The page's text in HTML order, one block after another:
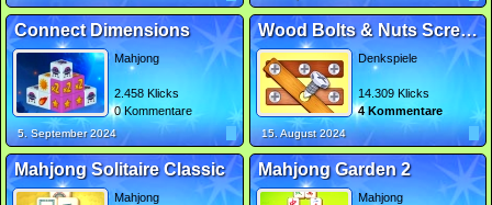
Connect Dimensions
Mahjong
2.458 Klicks
0 Kommentare
5. September 2024
Wood Bolts & Nuts Screw Pin Puzzle
Denkspiele
14.309 Klicks
4 Kommentare
15. August 2024
Mahjong Solitaire Classic
Mahjong
Mahjong Garden 2
Mahjong